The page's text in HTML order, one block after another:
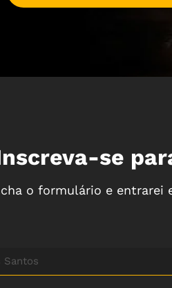
se
o formulário e entrarei